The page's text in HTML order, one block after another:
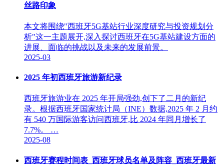
丝路印象
本文将围绕"西班牙5G基站行业深度研究与投资规划分
析"这一主题展开,深入探讨西班牙在5G基站建设方面的
进展、面临的挑战以及未来的发展前景。
2025-03
2025 年初西班牙旅游新纪录
西班牙旅游业在 2025 年开局强劲,创下了二月的新纪
录。根据西班牙国家统计局（INE）数据,2025 年 2 月约
有 540 万国际游客访问西班牙,比 2024 年同月增长了
7.7%。 …
2025-08
西班牙赛程时间表_西班牙球员名单及阵容_西班牙最新